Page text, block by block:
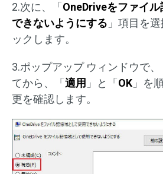
2.次に、「 OneDriveをファイ
できないようにする 」項目を
ックします。
3.ポップアップ ウィンドウで、
てから、「 適用 」と「 OK 」を
更を確認します。